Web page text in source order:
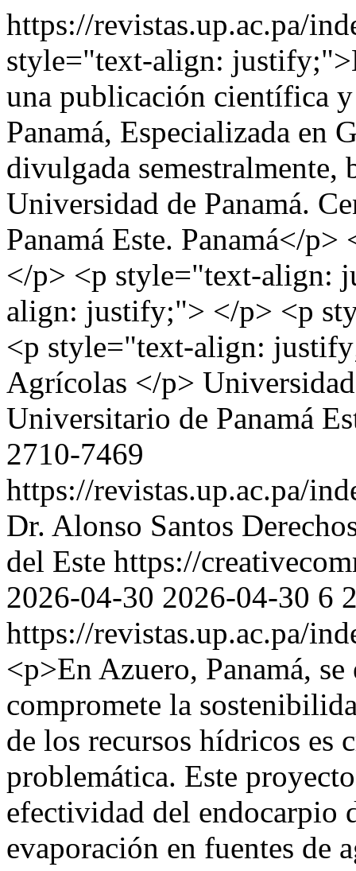
https://revistas.up.ac.pa/
style="text-align:
una publicación científica
Panamá, Especializada en
divulgada
Universidad de Panamá.
Panamá Este. Panamá</
</p> <p style="text-align:
align: justify;"> </p> <p
<p style="text-align:
Agrícolas </p>
Universitario de Panamá
2710-7469
https://revistas.up.ac.pa/
Dr. Alonso Santos
del Este https://
2026-04-30 2026-04-30 6
https://revistas.up.ac.pa/
<p>En Azuero, Panamá,
compromete la
de los recursos hídricos es
problemática. Este
efectividad del endocarpio
evaporación en fuentes de